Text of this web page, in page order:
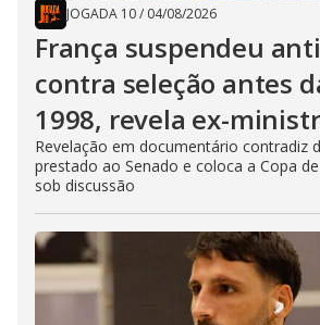
JOGADA 10/ 04/08/2026
França suspendeu
contra seleção antes
1998, revela ex-
Revelação em documentário contradiz
prestado ao Senado e coloca a Copa
sob discussão